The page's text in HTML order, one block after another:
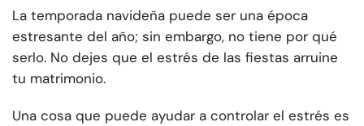
La temporada navideña puede ser una época
estresante del año; sin embargo, no tiene por qué
serlo. No dejes que el estrés de las fiestas arruine
tu matrimonio.
Una cosa que puede ayudar a controlar el estrés es